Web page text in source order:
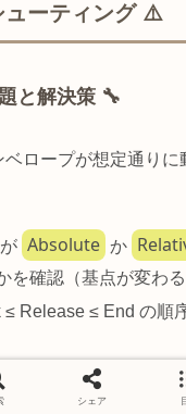
ューティング ⚠️
と解決策 🔧
ベロープが想定通りに
Absolute か
を確認（基点が変わる
≤ Release ≤ End の順
Unit / Release Unit
っているかを確認
シェア